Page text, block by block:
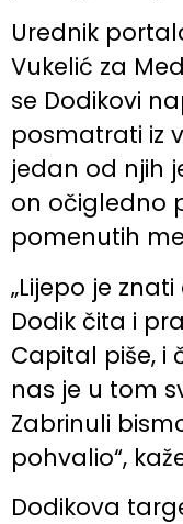
Urednik
Vukelić za
se Dodikovi
posmatrati iz
jedan od njih
on očigledno
pomenutih
„Lijepo je
Dodik čita i
Capital piše, i
nas je u tom
Zabrinuli
pohvalio“,
Dodikova